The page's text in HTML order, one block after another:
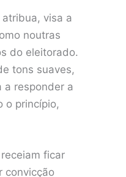
visa a
noutras
do eleitorado.
tons suaves,
a responder a
o princípio,
ficar
convicção